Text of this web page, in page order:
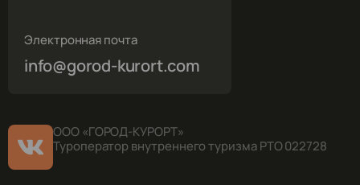
Электронная почта
info@gorod-kurort.com
ООО «ГОРОД-КУРОРТ»
Туроператор внутреннего туризма РТО 022728